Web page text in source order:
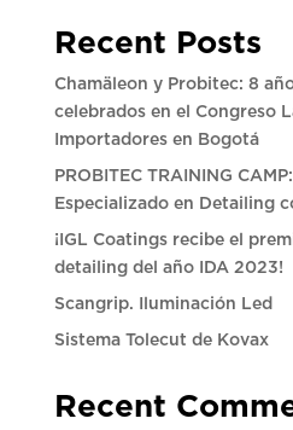
Recent Posts
Chamäleon y Probitec: 8
celebrados en el Congreso
Importadores en Bogotá
PROBITEC TRAINING
Especializado en Detailing
¡IGL Coatings recibe el
detailing del año IDA 2023!
Scangrip. Iluminación Led
Sistema Tolecut de Kovax
Recent